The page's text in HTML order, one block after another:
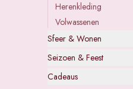
Herenkleding
Volwassenen
Sfeer & Wonen
Seizoen & Feest
Cadeaus